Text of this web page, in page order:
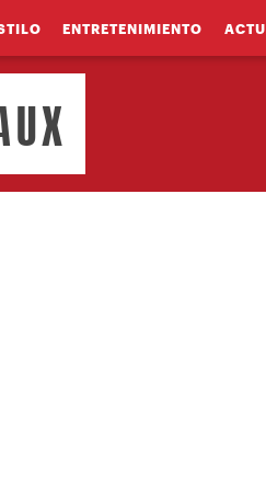
ENTRETENIMIENTO